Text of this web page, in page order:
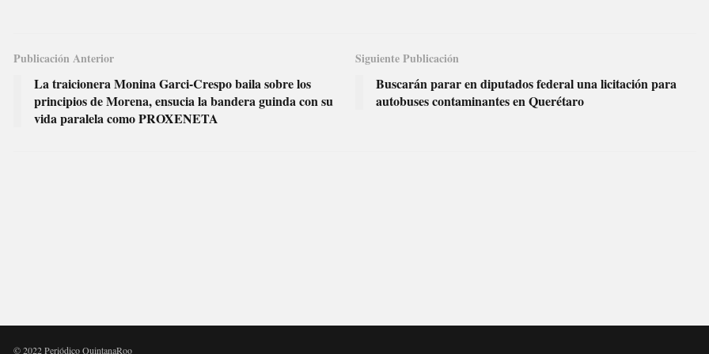
Publicación Anterior
La traicionera Monina Garci-Crespo baila sobre los
principios de Morena, ensucia la bandera guinda con su
vida paralela como PROXENETA
Siguiente Publicación
Buscarán parar en diputados federal una licitación para
autobuses contaminantes en Querétaro
© 2022 Periódico QuintanaRoo